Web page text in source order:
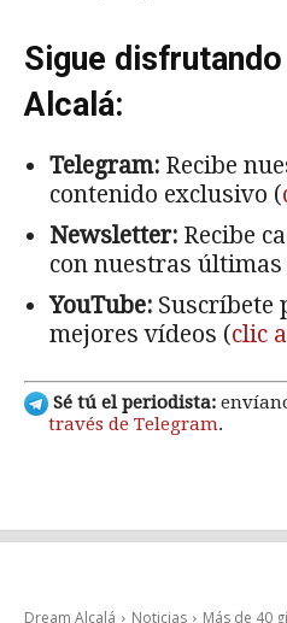
Sigue
Alcalá:
Telegram: Recibe
contenido exclusivo (
Newsletter: Recibe
con nuestras
YouTube: Suscríbete
mejores vídeos (clic
Sé tú el periodista:
través de Telegram.